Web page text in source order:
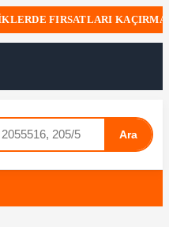
FIRSATLARI KAÇIRMAYIN
Ara